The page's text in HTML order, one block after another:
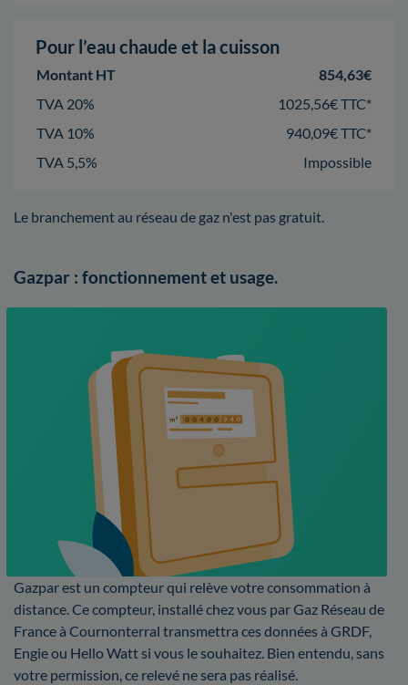
Pour l’eau chaude et la cuisson
Montant HT
854,63€
TVA 20%
1025,56€ TTC*
TVA 10%
940,09€ TTC*
TVA 5,5%
Impossible
Le branchement au réseau de gaz n'est pas gratuit.
Gazpar : fonctionnement et usage.
Gazpar est un compteur qui relève votre consommation à
distance. Ce compteur, installé chez vous par Gaz Réseau de
France à Cournonterral transmettra ces données à GRDF,
Engie ou Hello Watt si vous le souhaitez. Bien entendu, sans
votre permission, ce relevé ne sera pas réalisé.